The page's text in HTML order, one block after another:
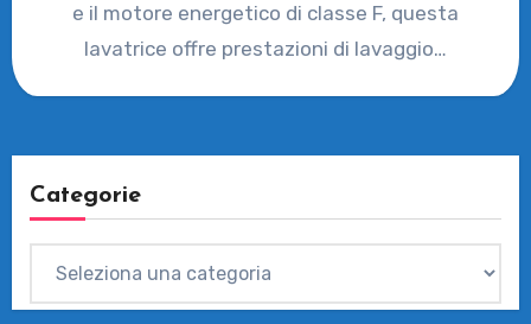
e il motore energetico di classe F, questa
lavatrice offre prestazioni di lavaggio…
Categorie